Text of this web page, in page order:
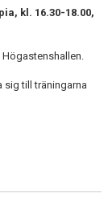
kl. 16.30-18.00,
sig till träningarna